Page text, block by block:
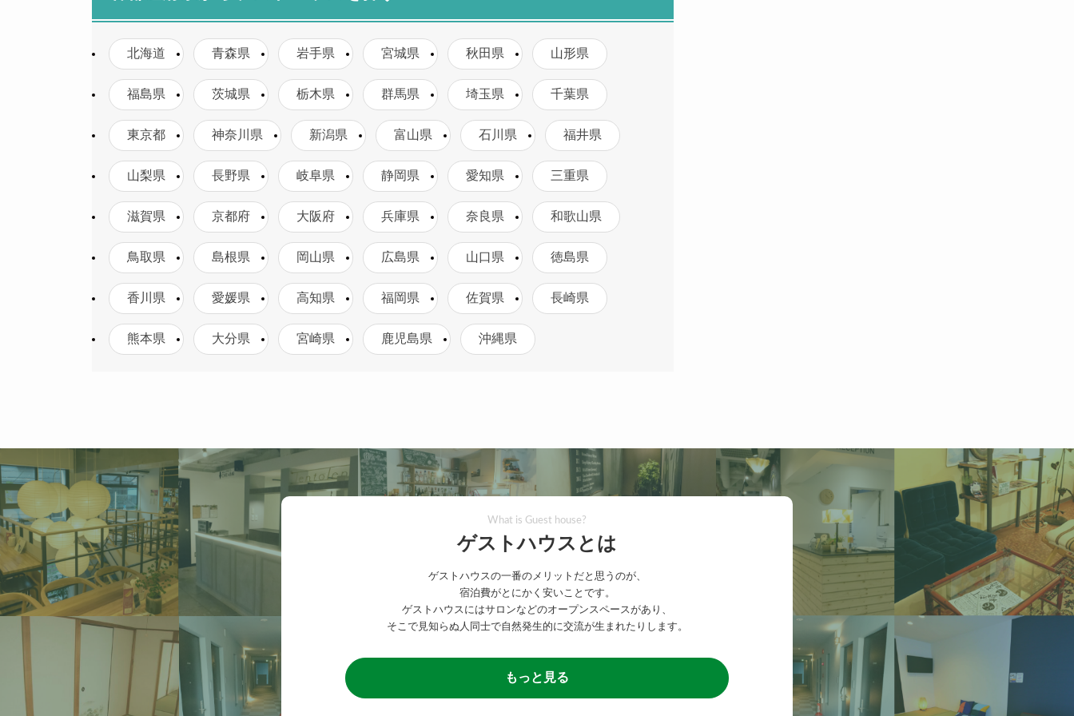
北海道 青森県 岩手県 宮城県 秋田県 山形県
福島県 茨城県 栃木県 群馬県 埼玉県 千葉県
東京都 神奈川県 新潟県 富山県 石川県 福井県
山梨県 長野県 岐阜県 静岡県 愛知県 三重県
滋賀県 京都府 大阪府 兵庫県 奈良県 和歌山県
鳥取県 島根県 岡山県 広島県 山口県 徳島県
香川県 愛媛県 高知県 福岡県 佐賀県 長崎県
熊本県 大分県 宮崎県 鹿児島県 沖縄県
What is Guest house?
ゲストハウスとは
ゲストハウスの一番のメリットだと思うのが、
宿泊費がとにかく安いことです。
ゲストハウスにはサロンなどのオープンスペースがあり、
そこで見知らぬ人同士で自然発生的に交流が生まれたりします。
もっと見る